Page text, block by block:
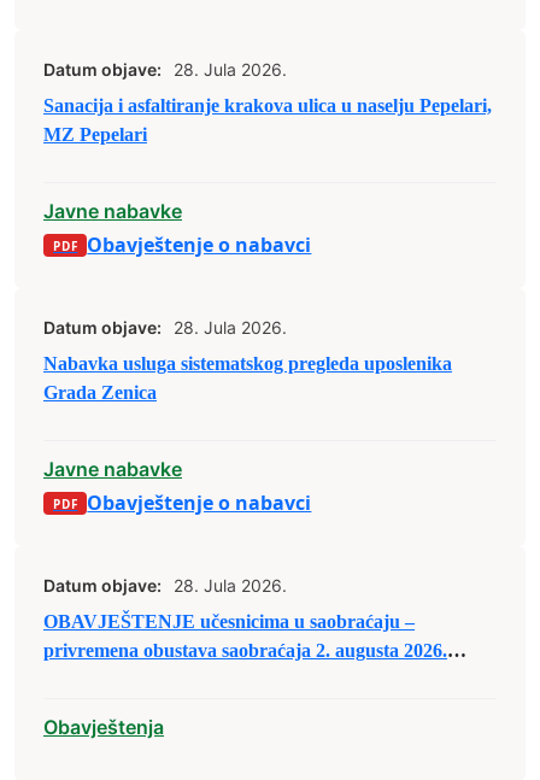
Datum objave:
28. Jula 2026.
Sanacija i asfaltiranje krakova ulica u naselju Pepelari,
MZ Pepelari
Javne nabavke
Obavještenje o nabavci
Datum objave:
28. Jula 2026.
Nabavka usluga sistematskog pregleda uposlenika
Grada Zenica
Javne nabavke
Obavještenje o nabavci
Datum objave:
28. Jula 2026.
OBAVJEŠTENJE učesnicima u saobraćaju –
privremena obustava saobraćaja 2. augusta 2026.
Obavještenja